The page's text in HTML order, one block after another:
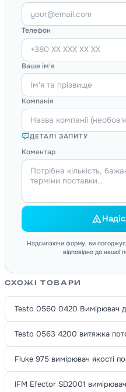
Телефон
Ваше ім'я
Компанія
ДЕТАЛІ ЗАПИТУ
Коментар
Надсилаючи форму, ви
відповідно до нашої
СХОЖІ ТОВАРИ
Testo 0560 0420 Вимірювач
Testo 0563 4200 витяжка
Fluke 975 вимірювач якості
IFM Efector SD2001